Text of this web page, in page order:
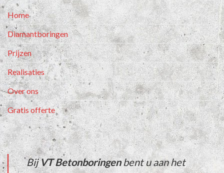
Home
Diamantboringen
Prijzen
Realisaties
Over ons
Gratis offerte
BijVT Betonboringenbent u aan het